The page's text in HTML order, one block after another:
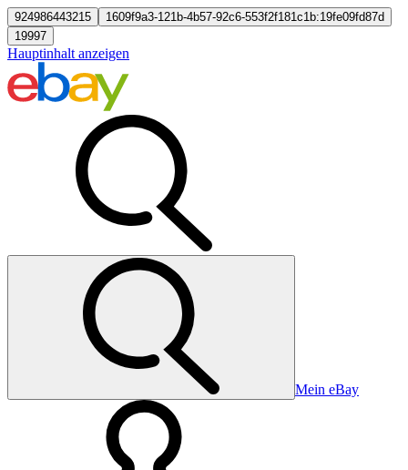
924986443215
1609f9a3-121b-4b57-92c6-553f2f181c1b:19fe09fd87d
19997
Hauptinhalt anzeigen
Mein eBay